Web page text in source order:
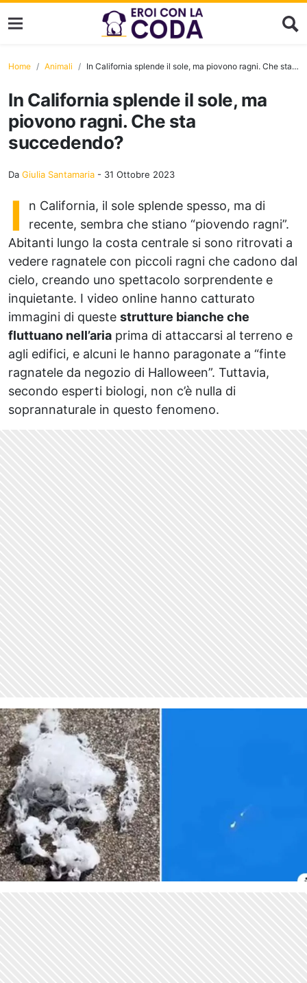
Home Animali In California splende il sole, ma piovono ragni. Che sta succedendo?
In California splende il sole, ma
piovono ragni. Che sta
succedendo?
Da Giulia Santamaria - 31 Ottobre 2023
I
n California, il sole splende spesso, ma di
recente, sembra che stiano “piovendo ragni”.
Abitanti lungo la costa centrale si sono ritrovati a
vedere ragnatele con piccoli ragni che cadono dal
cielo, creando uno spettacolo sorprendente e
inquietante. I video online hanno catturato
immagini di queste strutture bianche che
fluttuano nell’aria prima di attaccarsi al terreno e
agli edifici, e alcuni le hanno paragonate a “finte
ragnatele da negozio di Halloween”. Tuttavia,
secondo esperti biologi, non c’è nulla di
soprannaturale in questo fenomeno.